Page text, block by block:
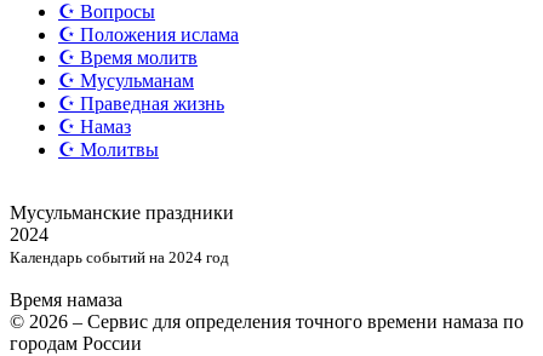
☪️ Вопросы
☪️ Положения ислама
☪️ Время молитв
☪️ Мусульманам
☪️ Праведная жизнь
☪️ Намаз
☪️ Молитвы
Мусульманские праздники
2024
Календарь событий на 2024 год
Время намаза
© 2026 – Сервис для определения точного времени намаза по
городам России